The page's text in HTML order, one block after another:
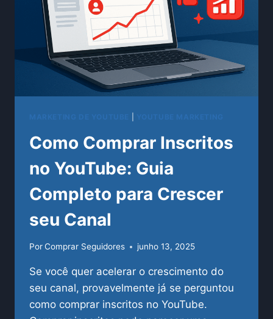
Como Comprar Inscritos
no YouTube: Guia
Completo para Crescer
seu Canal
PorComprar Seguidores junho 13, 2025
Se você quer acelerar o crescimento do
seu canal, provavelmente já se perguntou
como comprar inscritos no YouTube.